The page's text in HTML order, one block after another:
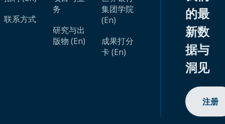
联系方式
务
研究与出
版物 (En)
集团学院
(En)
成果打分
卡 (En)
的最
新数
据与
洞见
注册